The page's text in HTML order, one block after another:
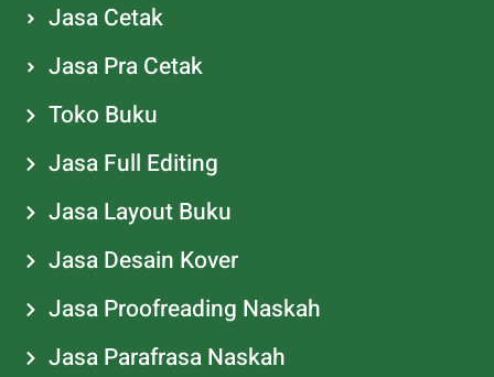
Jasa Cetak
Jasa Pra Cetak
Toko Buku
Jasa Full Editing
Jasa Layout Buku
Jasa Desain Kover
Jasa Proofreading Naskah
Jasa Parafrasa Naskah